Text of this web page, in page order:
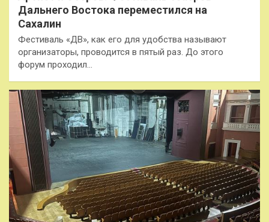
Дальнего Востока переместился на
Сахалин
Фестиваль «ДВ», как его для удобства называют
организаторы, проводится в пятый раз. До этого
форум проходил…